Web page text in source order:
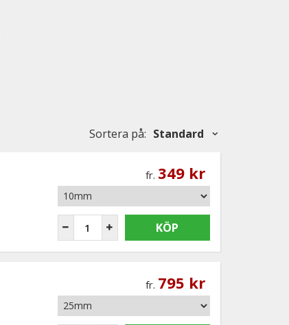
Sortera på: Standard
fr. 349 kr
KÖP
fr. 795 kr